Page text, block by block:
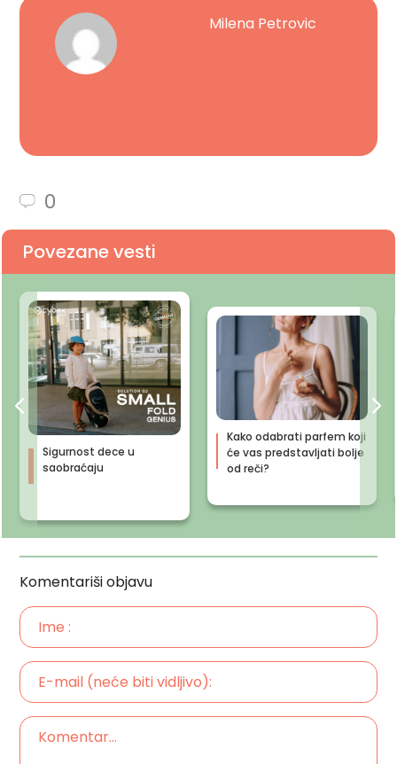
Milena Petrovic
0
Povezane vesti
Sigurnost dece u
saobraćaju
Kako odabrati parfem koji
će vas predstavljati bolje
od reči?
Komentariši objavu